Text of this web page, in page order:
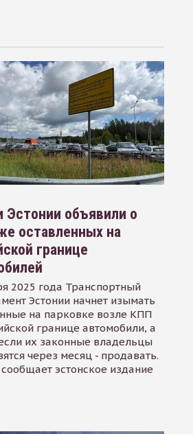
Эстонии объявили о
оставленных на
границе
2025 года Транспортный
Эстонии начнет изымать
на парковке возле КПП
границе автомобили, а
их законные владельцы
через месяц - продавать.
эстонское издание